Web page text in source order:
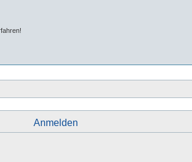
Anmelden